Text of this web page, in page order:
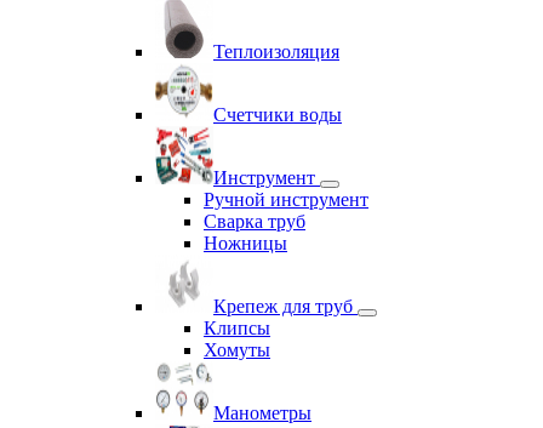
Теплоизоляция
Счетчики воды
Инструмент
Ручной инструмент
Сварка труб
Ножницы
Крепеж для труб
Клипсы
Хомуты
Манометры